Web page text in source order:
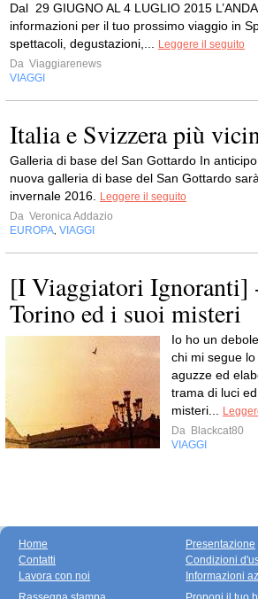
Dal 29 GIUGNO AL 4 LUGLIO 2015
informazioni per il tuo prossimo viaggio in
spettacoli, degustazioni,...
Leggere il seguito
Da Viaggiarenews
VIAGGI
Italia e Svizzera più
Galleria di base del San Gottardo In
nuova galleria di base del San Gottardo
invernale 2016.
Leggere il seguito
Da Veronica Addazio
EUROPA VIAGGI
[I Viaggiatori Ignoranti]
Torino ed i suoi misteri
Io ho un
chi mi segue
aguzze ed
trama di luci
misteri...
Da Blackcat80
VIAGGI
Home
Contatti
Lavora con noi
Presentazione
Condizioni
Informazioni